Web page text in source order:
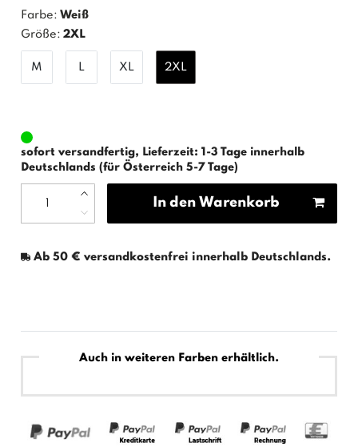
Farbe:Weiß
Größe: 2XL
M L XL 2XL
sofort versandfertig, Lieferzeit: 1-3 Tage innerhalb
Deutschlands (für Österreich 5-7 Tage)
In den Warenkorb
Ab 50 € versandkostenfrei innerhalb Deutschlands.
Auch in weiteren Farben erhältlich.